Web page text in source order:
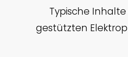
Typische Inhalte
gestützten